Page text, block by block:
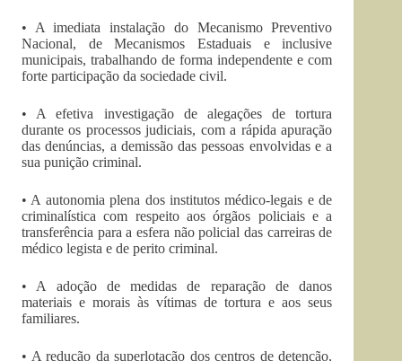
• A imediata instalação do Mecanismo Preventivo
Nacional, de Mecanismos Estaduais e inclusive
municipais, trabalhando de forma independente e com
forte participação da sociedade civil.
• A efetiva investigação de alegações de tortura
durante os processos judiciais, com a rápida apuração
das denúncias, a demissão das pessoas envolvidas e a
sua punição criminal.
• A autonomia plena dos institutos médico-legais e de
criminalística com respeito aos órgãos policiais e a
transferência para a esfera não policial das carreiras de
médico legista e de perito criminal.
• A adoção de medidas de reparação de danos
materiais e morais às vítimas de tortura e aos seus
familiares.
• A redução da superlotação dos centros de detenção,